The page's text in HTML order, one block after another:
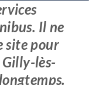
Il ne
site pour
lès-